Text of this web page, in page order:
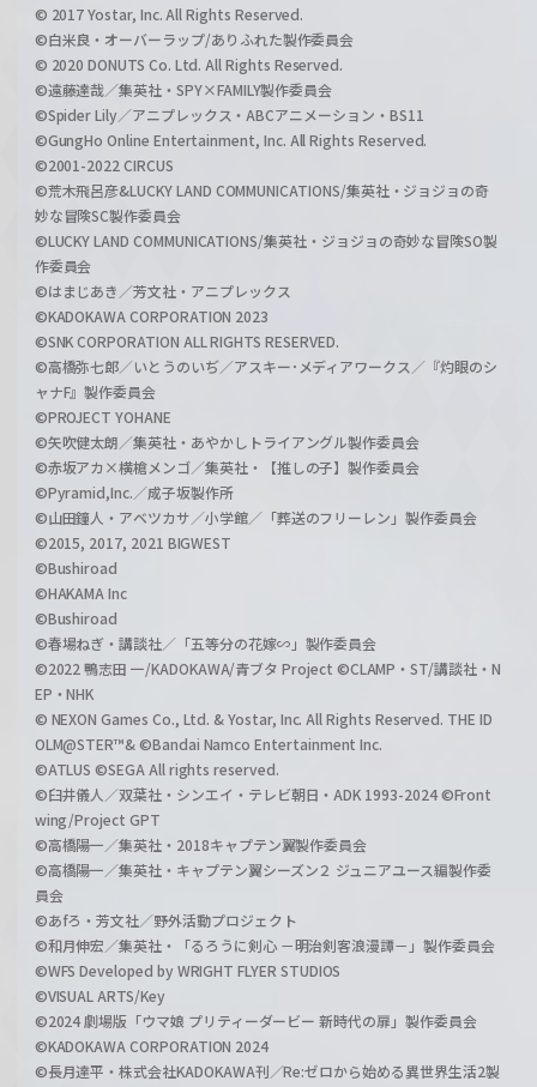
© 2017 Yostar, Inc. All Rights Reserved.
©白米良・オーバーラップ/ありふれた製作委員会
© 2020 DONUTS Co. Ltd. All Rights Reserved.
©遠藤達哉／集英社・SPY×FAMILY製作委員会
©Spider Lily／アニプレックス・ABCアニメーション・BS11
©GungHo Online Entertainment, Inc. All Rights Reserved.
©2001-2022 CIRCUS
©荒木飛呂彦&LUCKY LAND COMMUNICATIONS/集英社・ジョジョの奇
妙な冒険SC製作委員会
©LUCKY LAND COMMUNICATIONS/集英社・ジョジョの奇妙な冒険SO製
作委員会
©はまじあき／芳文社・アニプレックス
©KADOKAWA CORPORATION 2023
©SNK CORPORATION ALL RIGHTS RESERVED.
©高橋弥七郎／いとうのいぢ／アスキー･メディアワークス／『灼眼のシ
ャナF』製作委員会
©PROJECT YOHANE
©矢吹健太朗／集英社・あやかしトライアングル製作委員会
©赤坂アカ×横槍メンゴ／集英社・【推しの子】製作委員会
©Pyramid,Inc.／成子坂製作所
©山田鐘人・アベツカサ／小学館／「葬送のフリーレン」製作委員会
©2015, 2017, 2021 BIGWEST
©Bushiroad
©HAKAMA Inc
©Bushiroad
©春場ねぎ・講談社／「五等分の花嫁∽」製作委員会
©2022 鴨志田 一/KADOKAWA/青ブタ Project ©CLAMP・ST/講談社・N
EP・NHK
© NEXON Games Co., Ltd. & Yostar, Inc. All Rights Reserved. THE ID
OLM@STER™& ©Bandai Namco Entertainment Inc.
©ATLUS ©SEGA All rights reserved.
©臼井儀人／双葉社・シンエイ・テレビ朝日・ADK 1993-2024 ©Front
wing/Project GPT
©高橋陽一／集英社・2018キャプテン翼製作委員会
©高橋陽一／集英社・キャプテン翼シーズン２ ジュニアユース編製作委
員会
©あfろ・芳文社／野外活動プロジェクト
©和月伸宏／集英社・「るろうに剣心 －明治剣客浪漫譚－」製作委員会
©WFS Developed by WRIGHT FLYER STUDIOS
©VISUAL ARTS/Key
©2024 劇場版「ウマ娘 プリティーダービー 新時代の扉」製作委員会
©KADOKAWA CORPORATION 2024
©長月達平・株式会社KADOKAWA刊／Re:ゼロから始める異世界生活2製